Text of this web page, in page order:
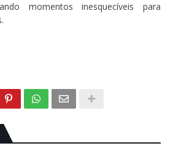
momentos inesquecíveis para